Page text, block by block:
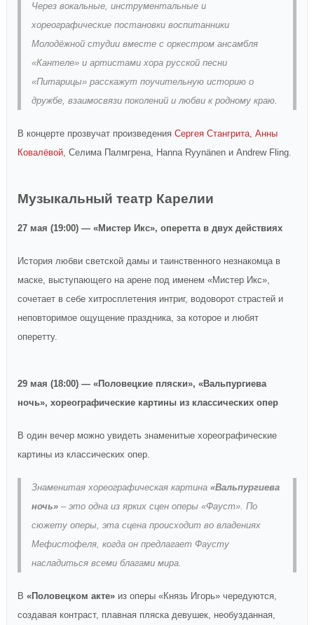
Через вокальные, инструментальные и
хореографические постановки воспитанники
Молодёжной студии вместе с оркестром ансамбля
«Кантеле» и артистами хора русской песни
«Питарицы» расскажут поучительную историю о
дружбе, взаимосвязи поколений и любви к родному краю.
В концерте прозвучат произведения Сергея Стангрита, Анны
Ковалёвой, Селима Палмгрена, Hanna Ryynänen и Andrew Fling.
Музыкальный театр Карелии
27 мая (19:00) — «Мистер Икс», оперетта в двух действиях
История любви светской дамы и таинственного незнакомца в
маске, выступающего на арене под именем «Мистер Икс»,
сочетает в себе хитросплетения интриг, водоворот страстей и
неповторимое ощущение праздника, за которое и любят
оперетту.
29 мая (18:00) — «Половецкие пляски», «Вальпургиева
ночь», хореографические картины из классических опер
В один вечер можно увидеть знаменитые хореографические
картины из классических опер.
Знаменитая хореографическая картина «Вальпургиева
ночь» – это одна из ярких сцен оперы «Фауст». По
сюжету оперы, эта сцена происходит во владениях
Мефистофеля, когда он предлагает Фаусту
насладиться всеми благами мира.
В «Половецком акте» из оперы «Князь Игорь» чередуются,
создавая контраст, плавная пляска девушек, необузданная,